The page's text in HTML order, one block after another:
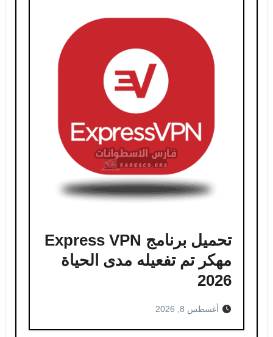
تحميل برنامج Express VPN
مهكر​ تم تفعيله مدى الحياة
2026
أغسطس 8, 2026